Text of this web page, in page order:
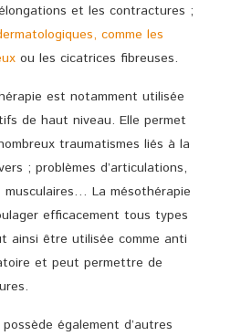
et les contractures ;
comme les
ou les cicatrices fibreuses.
est notamment utilisée
de haut niveau. Elle permet
traumatismes liés à la
; problèmes d’articulations,
La mésothérapie
efficacement tous types
ainsi être utilisée comme anti
et peut permettre de
également d’autres